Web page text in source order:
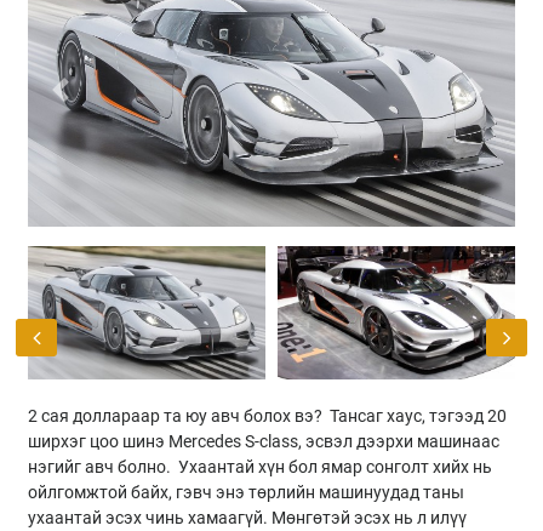
Previous Next
2 сая доллараар та юу авч болох вэ? Тансаг хаус, тэгээд 20
ширхэг цоо шинэ Mercedes S-class, эсвэл дээрхи машинаас
нэгийг авч болно. Ухаантай хүн бол ямар сонголт хийх нь
ойлгомжтой байх, гэвч энэ төрлийн машинуудад таны
ухаантай эсэх чинь хамаагүй. Мөнгөтэй эсэх нь л илүү